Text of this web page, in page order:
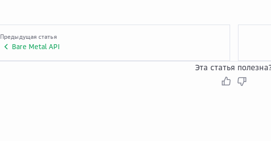
Предыдущая статья
Bare Metal API
Эта статья